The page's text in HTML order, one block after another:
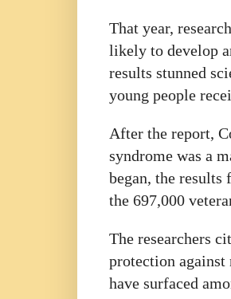
That year,
likely to develop
results stunned
young people
After the report,
syndrome was a
began, the
the 697,000
The researchers
protection against
have surfaced